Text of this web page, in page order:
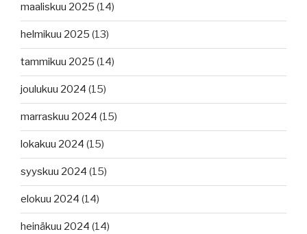
maaliskuu 2025 (14)
helmikuu 2025 (13)
tammikuu 2025 (14)
joulukuu 2024 (15)
marraskuu 2024 (15)
lokakuu 2024 (15)
syyskuu 2024 (15)
elokuu 2024 (14)
heinäkuu 2024 (14)